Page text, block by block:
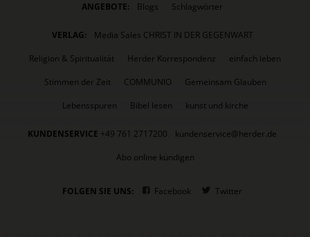
ANGEBOTE: Blogs Schlagwörter
VERLAG:
Media Sales CHRIST IN DER GEGENWART
Religion & Spiritualität
Herder Korrespondenz
einfach leben
Stimmen der Zeit
COMMUNIO
Gemeinsam Glauben
Lebensspuren
Bibel lesen kunst und kirche
KUNDENSERVICE +49 761 2717200
kundenservice@herder.de
Abo online kündigen
FOLGEN SIE UNS: Facebook Twitter